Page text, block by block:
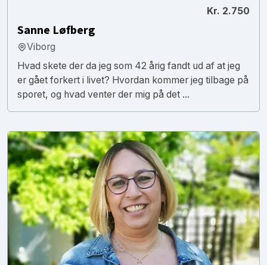
Kr. 2.750
Sanne Løfberg
Viborg
Hvad skete der da jeg som 42 årig fandt ud af at jeg
er gået forkert i livet? Hvordan kommer jeg tilbage på
sporet, og hvad venter der mig på det ...